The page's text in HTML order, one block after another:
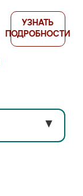
УЗНАТЬ
ПОДРОБНОСТИ
▼